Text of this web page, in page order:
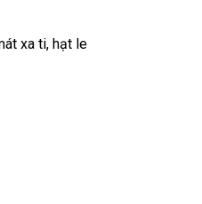
xa ticó
, hạt le